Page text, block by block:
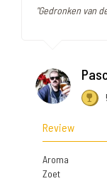
"Gedronken van
Review
Aroma
Zoet